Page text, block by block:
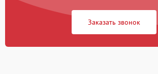
Заказать звонок